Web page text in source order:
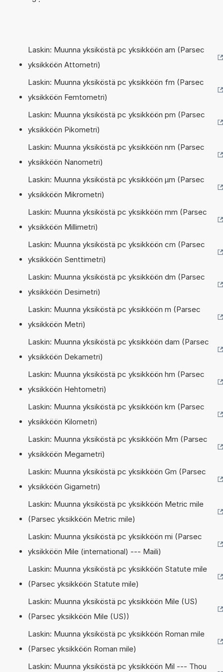
Laskin: Muunna yksiköstä pc yksikköön am (Parsec
yksikköön Attometri)
Laskin: Muunna yksiköstä pc yksikköön fm (Parsec
yksikköön Femtometri)
Laskin: Muunna yksiköstä pc yksikköön pm (Parsec
yksikköön Pikometri)
Laskin: Muunna yksiköstä pc yksikköön nm (Parsec
yksikköön Nanometri)
Laskin: Muunna yksiköstä pc yksikköön µm (Parsec
yksikköön Mikrometri)
Laskin: Muunna yksiköstä pc yksikköön mm (Parsec
yksikköön Millimetri)
Laskin: Muunna yksiköstä pc yksikköön cm (Parsec
yksikköön Senttimetri)
Laskin: Muunna yksiköstä pc yksikköön dm (Parsec
yksikköön Desimetri)
Laskin: Muunna yksiköstä pc yksikköön m (Parsec
yksikköön Metri)
Laskin: Muunna yksiköstä pc yksikköön dam (Parsec
yksikköön Dekametri)
Laskin: Muunna yksiköstä pc yksikköön hm (Parsec
yksikköön Hehtometri)
Laskin: Muunna yksiköstä pc yksikköön km (Parsec
yksikköön Kilometri)
Laskin: Muunna yksiköstä pc yksikköön Mm (Parsec
yksikköön Megametri)
Laskin: Muunna yksiköstä pc yksikköön Gm (Parsec
yksikköön Gigametri)
Laskin: Muunna yksiköstä pc yksikköön Metric mile
(Parsec yksikköön Metric mile)
Laskin: Muunna yksiköstä pc yksikköön mi (Parsec
yksikköön Mile (international) --- Maili)
Laskin: Muunna yksiköstä pc yksikköön Statute mile
(Parsec yksikköön Statute mile)
Laskin: Muunna yksiköstä pc yksikköön Mile (US)
(Parsec yksikköön Mile (US))
Laskin: Muunna yksiköstä pc yksikköön Roman mile
(Parsec yksikköön Roman mile)
Laskin: Muunna yksiköstä pc yksikköön Mil --- Thou